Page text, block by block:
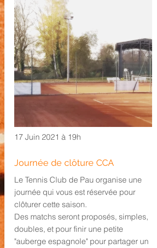
17 Juin 2021 à 19h
Journée de clôture CCA
Le Tennis Club de Pau organise une
journée qui vous est réservée pour
clôturer cette saison.
Des matchs seront proposés, simples,
doubles, et pour finir une petite
"auberge espagnole" pour partager un